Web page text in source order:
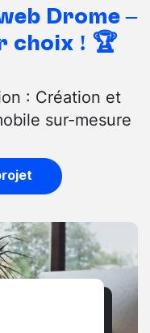
Drôme –
choix ! 🏆
: Création et
sur-mesure